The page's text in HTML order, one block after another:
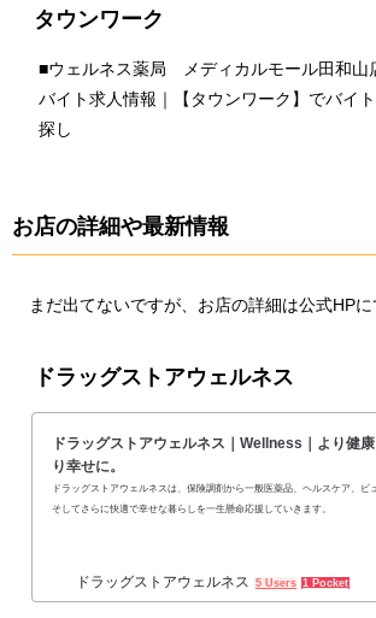
タウンワーク
■ウェルネス薬局 メディカルモール田和山
バイト求人情報｜【タウンワーク】でバイ
探し
お店の詳細や最新情報
まだ出てないですが、お店の詳細は公式HPに
ドラッグストアウェルネス
ドラッグストアウェルネス｜Wellness｜より健
り幸せに。
ドラッグストアウェルネスは、保険調剤から一般医薬品、ヘルスケア、ビ
そしてさらに快適で幸せな暮らしを一生懸命応援していきます。
ドラッグストアウェルネス 5 Users 1 Pocket